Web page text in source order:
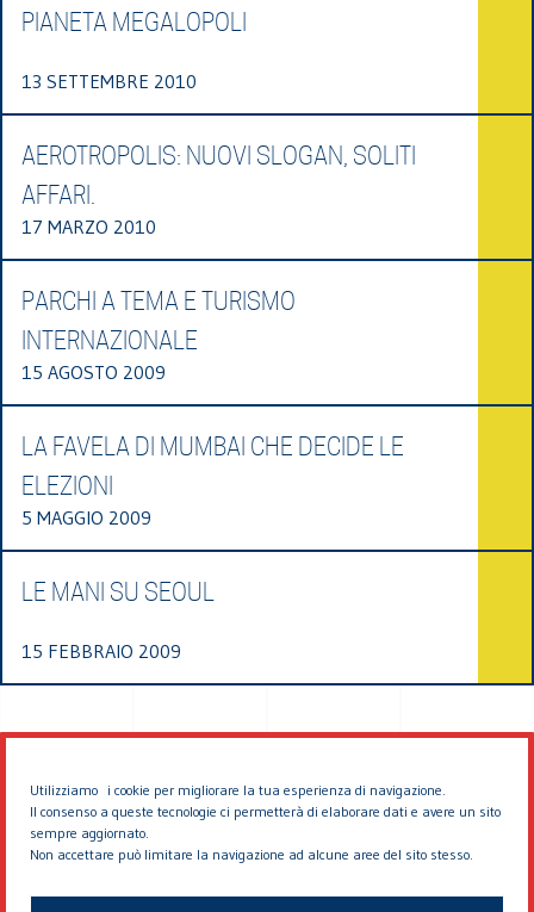
Utilizziamo i cookie per migliorare la tua esperienza di navigazione.
Il consenso a queste tecnologie ci permetterà di elaborare dati e avere un sito
sempre aggiornato.
Non accettare può limitare la navigazione ad alcune aree del sito stesso.
PIANETA MEGALOPOLI
13 SETTEMBRE 2010
AEROTROPOLIS: NUOVI SLOGAN, SOLITI
AFFARI.
17 MARZO 2010
PARCHI A TEMA E TURISMO
INTERNAZIONALE
15 AGOSTO 2009
LA FAVELA DI MUMBAI CHE DECIDE LE
ELEZIONI
5 MAGGIO 2009
LE MANI SU SEOUL
15 FEBBRAIO 2009
© 2026 EDDYBURG